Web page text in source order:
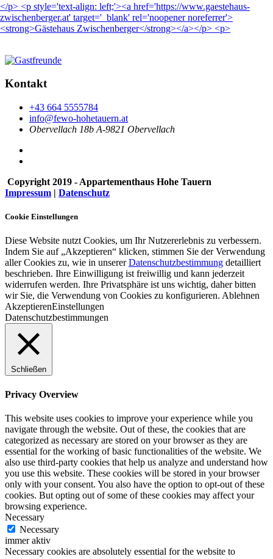
</p> <p style='text-align: left;'><a href='https://www.gaestehaus-
zwischenberger.at' target='_blank' rel='noopener noreferrer'>
<strong>Gästehaus Zwischenberger</strong></a></p> <p>
Kontakt
+43 664 5555784
info@fewo-hohetauern.at
Obervellach 18b A-9821 Obervellach
Copyright 2019 - Appartementhaus Hohe Tauern
Impressum | Datenschutz
Cookie Einstellungen
Diese Website nutzt Cookies, um Ihr Nutzererlebnis zu verbessern.
Indem Sie auf „Akzeptieren“ klicken, stimmen Sie der Verwendung
aller Cookies zu, wie in unsererDatenschutzbestimmung detailliert
beschrieben. Ihre Einwilligung ist freiwillig und kann jederzeit
widerrufen werden. Ihre Privatsphäre ist uns wichtig, daher bitten
wir Sie, die Verwendung von Cookies zu konfigurieren. Ablehnen
AkzeptierenEinstellungen
Datenschutzbestimmungen
Schließen
Privacy Overview
This website uses cookies to improve your experience while you
navigate through the website. Out of these, the cookies that are
categorized as necessary are stored on your browser as they are
essential for the working of basic functionalities of the website. We
also use third-party cookies that help us analyze and understand how
you use this website. These cookies will be stored in your browser
only with your consent. You also have the option to opt-out of these
cookies. But opting out of some of these cookies may affect your
browsing experience.
Necessary
Necessary
immer aktiv
Necessary cookies are absolutely essential for the website to